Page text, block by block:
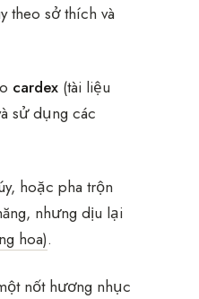
theo sở thích và
cardex (tài liệu
sử dụng các
hoặc pha trộn
nhưng dịu lại
hoa).
nốt hương nhục